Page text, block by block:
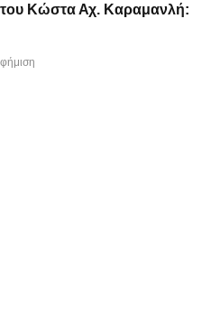
του Κώστα Αχ. Καραμανλή: